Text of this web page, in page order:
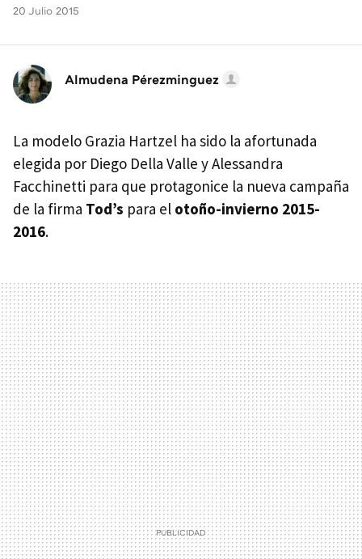
20 Julio 2015
Almudena Pérezminguez
La modelo Grazia Hartzel ha sido la afortunada
elegida por Diego Della Valle y Alessandra
Facchinetti para que protagonice la nueva campaña
de la firma Tod’s para el otoño-invierno 2015-
2016.